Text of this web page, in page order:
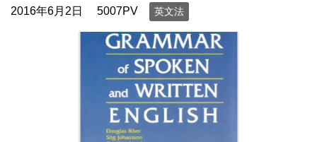
2016年6月2日 5007PV 英文法